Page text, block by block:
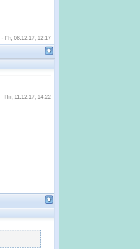
- Пт, 08.12.17, 12:17
- Пн, 11.12.17, 14:22